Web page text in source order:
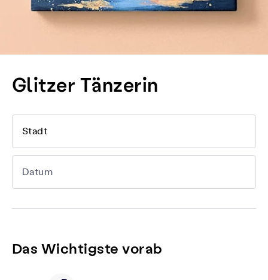
Glitzer Tänzerin
Stadt
Datum
Das Wichtigste vorab